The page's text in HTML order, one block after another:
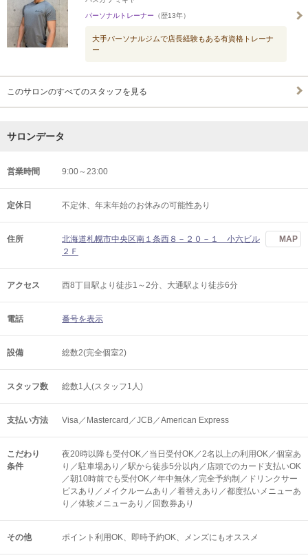
パーソナルトレーナー （歴13年）
大手パーソナルジムで店長経験もある有資格トレーナ
ー
このサロンのすべてのスタッフを見る
サロンデータ
営業時間 9:00～23:00
定休日 不定休、年末年始のお休みの可能性あり
住所
北海道札幌市中央区南１条西８－２０－１ 小六ビル
２Ｆ
MAP
アクセス 西8丁目駅より徒歩1～2分、大通駅より徒歩6分
電話 番号を表示
設備 総数2(完全個室2)
スタッフ数 総数1人(スタッフ1人)
支払い方法 Visa／Mastercard／JCB／American Express
こだわり
条件
夜20時以降も受付OK／当日受付OK／2名以上の利用OK／個室あ
り／駐車場あり／駅から徒歩5分以内／店頭でのカード支払いOK
／朝10時前でも受付OK／年中無休／完全予約制／ドリンクサー
ビスあり／メイクルームあり／着替えあり／都度払いメニューあ
り／体験メニューあり／回数券あり
その他 ポイント利用OK 即時予約OK メンズにもオススメ